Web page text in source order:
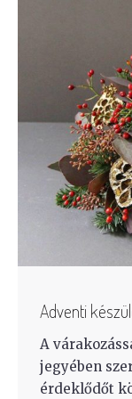
Adventi
A
jegyében
érdeklődőt